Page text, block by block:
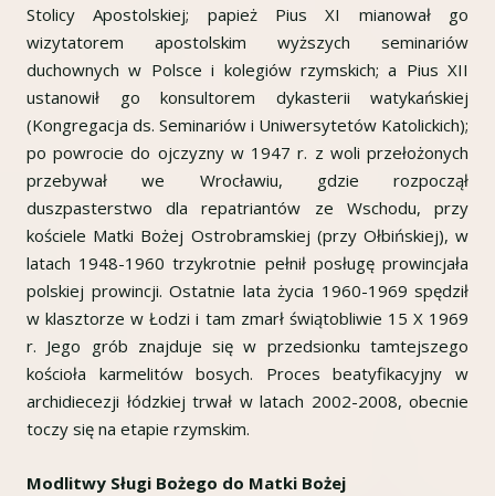
Stolicy Apostolskiej; papież Pius XI mianował go
wizytatorem apostolskim wyższych seminariów
duchownych w Polsce i kolegiów rzymskich; a Pius XII
ustanowił go konsultorem dykasterii watykańskiej
(Kongregacja ds. Seminariów i Uniwersytetów Katolickich);
po powrocie do ojczyzny w 1947 r. z woli przełożonych
przebywał we Wrocławiu, gdzie rozpoczął
duszpasterstwo dla repatriantów ze Wschodu, przy
kościele Matki Bożej Ostrobramskiej (przy Ołbińskiej), w
latach 1948-1960 trzykrotnie pełnił posługę prowincjała
polskiej prowincji. Ostatnie lata życia 1960-1969 spędził
w klasztorze w Łodzi i tam zmarł świątobliwie 15 X 1969
r. Jego grób znajduje się w przedsionku tamtejszego
kościoła karmelitów bosych. Proces beatyfikacyjny w
archidiecezji łódzkiej trwał w latach 2002-2008, obecnie
toczy się na etapie rzymskim.
Modlitwy Sługi Bożego do Matki Bożej